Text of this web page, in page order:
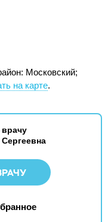
Московский;
на карте.